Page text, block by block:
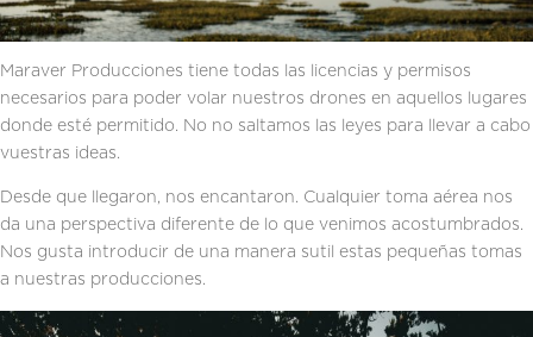
Maraver Producciones tiene todas las licencias y permisos
necesarios para poder volar nuestros drones en aquellos lugares
donde esté permitido. No no saltamos las leyes para llevar a cabo
vuestras ideas.
Desde que llegaron, nos encantaron. Cualquier toma aérea nos
da una perspectiva diferente de lo que venimos acostumbrados.
Nos gusta introducir de una manera sutil estas pequeñas tomas
a nuestras producciones.